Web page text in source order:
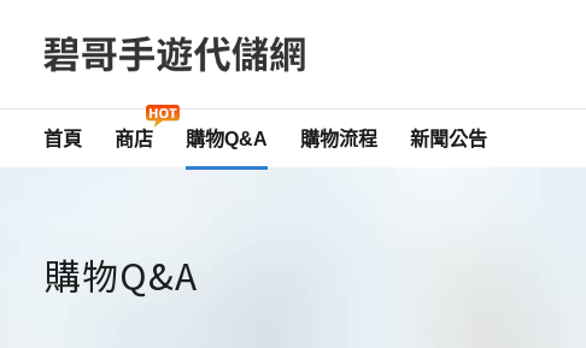
content
首頁 商店 購物Q&A 購物流程 新聞公告
購物Q&A